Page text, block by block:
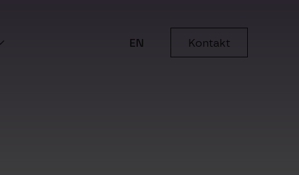
EN Kontakt